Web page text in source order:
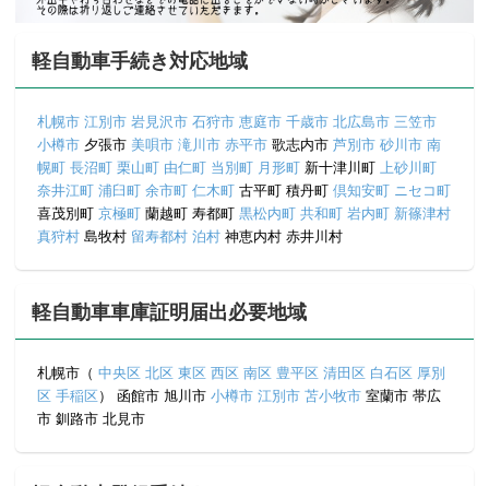
軽自動車手続き対応地域
札幌市 江別市 岩見沢市 石狩市 恵庭市 千歳市 北広島市 三笠市
小樽市 夕張市 美唄市 滝川市 赤平市 歌志内市 芦別市 砂川市 南
幌町 長沼町 栗山町 由仁町 当別町 月形町 新十津川町
上砂川町
奈井江町 浦臼町 余市町 仁木町 古平町 積丹町 倶知安町 ニセコ町
喜茂別町 京極町 蘭越町 寿都町 黒松内町 共和町 岩内町 新篠津村
真狩村 島牧村 留寿都村 泊村 神恵内村 赤井川村
軽自動車車庫証明届出必要地域
札幌市（ 中央区 北区 東区 西区 南区 豊平区 清田区 白石区 厚別
区 手稲区 ） 函館市 旭川市 小樽市 江別市 苫小牧市 室蘭市 帯広
市 釧路市 北見市